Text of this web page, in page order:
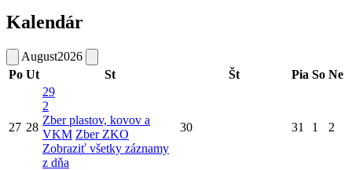
Kalendár
August2026
Po Ut St Št Pia So Ne
27 28
29
2
Zber plastov, kovov a
VKM Zber ZKO
Zobraziť všetky záznamy
z dňa
30 31 1 2